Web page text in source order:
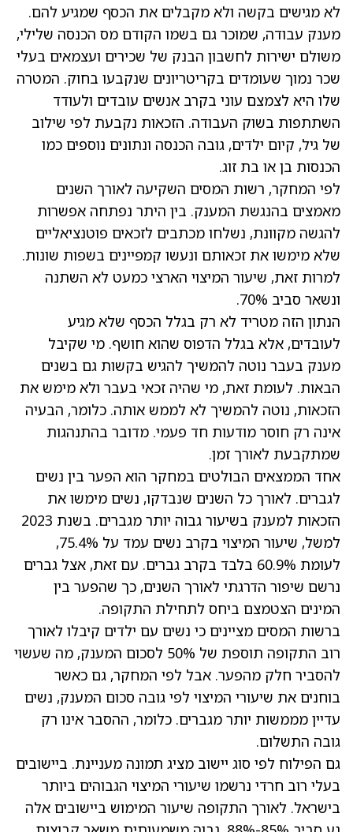
לא מגישים בקשה ולא מקבלים את הכסף שמגיע להם.
מענק עבודה, שמוכר גם בשמו הקודם מס הכנסה שלילי,
משולם ישירות לחשבון הבנק של שכירים ועצמאים בעלי
שכר נמוך שעומדים בקריטריונים שנקבעו בחוק. המטרה
שלו היא לצמצם עוני בקרב אנשים עובדים ולעודד
השתתפות בשוק העבודה. הזכאות נקבעת לפי שילוב
של גיל, קיום ילדים, גובה הכנסה ונתונים נוספים כמו
הכנסות בן או בת זוג.
לפי המחקר, רשות המסים השקיעה לאורך השנים
מאמצים בהנגשת המענק. בין היתר נפתחה אפשרות
להגשה מקוונת, נשלחו מכתבים לזכאים פוטנציאליים
שלא מימשו את זכאותם ונעשו קמפיינים בשפות שונות.
למרות זאת, שיעור המיצוי הארצי כמעט לא השתנה
ונשאר סביב 70%.
הנתון הזה מטריד לא רק בגלל הכסף שלא מגיע
לעובדים, אלא בגלל הדפוס שהוא חושף. מי שקיבל
מענק בעבר נוטה להמשיך להגיש בקשות גם בשנים
הבאות. לעומת זאת, מי שהיה זכאי בעבר ולא מימש את
הזכאות, נוטה להמשיך לא לממש אותה. כלומר, הבעיה
אינה רק חוסר מודעות חד פעמי. מדובר בהתנהגות
שמתקבעת לאורך זמן.
אחד הממצאים הבולטים במחקר הוא הפער בין נשים
לגברים. לאורך כל השנים שנבדקו, נשים מימשו את
הזכאות למענק בשיעור גבוה יותר מגברים. בשנת 2023
למשל, שיעור המיצוי בקרב נשים עמד על 75.4%,
לעומת 60.9% בלבד בקרב גברים. עם זאת, אצל גברים
נרשם שיפור הדרגתי לאורך השנים, כך שהפער בין
המינים הצטמצם ביחס לתחילת התקופה.
ברשות המסים מציינים כי נשים עם ילדים קיבלו לאורך
רוב התקופה תוספת של 50% לסכום המענק, מה שעשוי
להסביר חלק מהפער. אבל לפי המחקר, גם כאשר
בוחנים את שיעורי המיצוי לפי גובה סכום המענק, נשים
עדיין מממשות יותר מגברים. כלומר, ההסבר אינו רק
גובה התשלום.
גם הפילוח לפי סוג יישוב מציג תמונה מעניינת. ביישובים
בעלי רוב חרדי נרשמו שיעורי המיצוי הגבוהים ביותר
בישראל. לאורך התקופה שיעור המימוש ביישובים אלה